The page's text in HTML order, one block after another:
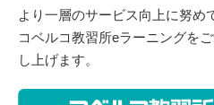
より一層のサービス向上に努め
コベルコ教習所eラーニングを
し上げます。